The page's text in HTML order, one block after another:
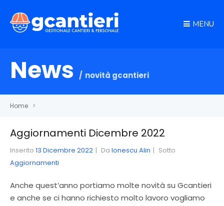
MENU
News novità gcantieri
Home >
Aggiornamenti Dicembre 2022
Inserito 13 Dicembre 2022 Da Ionescu Alin
Sotto
Aggiornamenti
Anche quest’anno portiamo molte novità su Gcantieri
e anche se ci hanno richiesto molto lavoro vogliamo